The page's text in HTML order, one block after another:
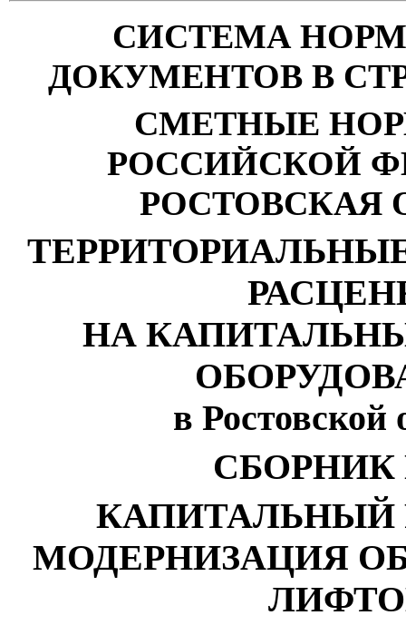
СИСТЕМА
ДОКУМЕНТОВ В
СМЕТНЫЕ
РОССИЙСКОЙ
РОСТОВСКАЯ
НА
в Ростовской
СБОРНИК
КАПИТАЛЬНЫЙ
МОДЕРНИЗАЦИЯ